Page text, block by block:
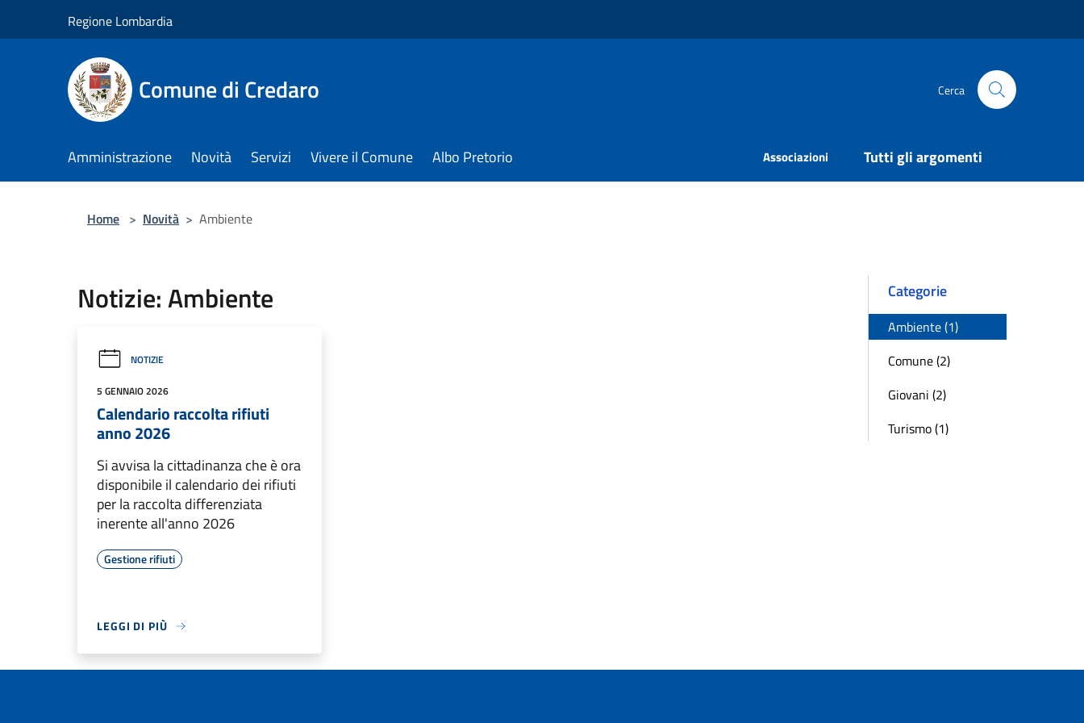
Regione Lombardia
Comune di Credaro Cerca
Amministrazione Novità Servizi Vivere il Comune Albo Pretorio Associazioni Tutti gli argomenti
Home > Novità > Ambiente
Notizie: Ambiente
NOTIZIE
5 GENNAIO 2026
Calendario raccolta rifiuti
anno 2026
Si avvisa la cittadinanza che è ora
disponibile il calendario dei rifiuti
per la raccolta differenziata
inerente all'anno 2026
Gestione rifiuti
LEGGI DI PIÙ
Categorie
Ambiente (1)
Comune (2)
Giovani (2)
Turismo (1)